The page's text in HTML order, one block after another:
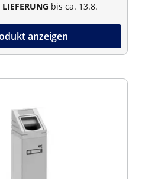
LIEFERUNG bis ca. 13.8.
anzeigen